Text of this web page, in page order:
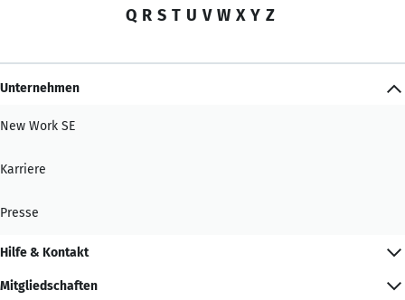
Q R S T U V W X Y Z
Unternehmen
New Work SE
Karriere
Presse
Hilfe & Kontakt
Mitgliedschaften